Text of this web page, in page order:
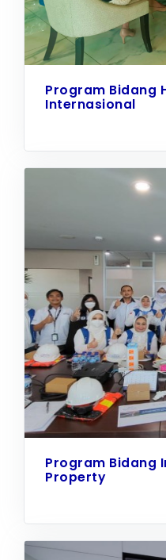
Program Bidang
Internasional
Program Bidang
Property